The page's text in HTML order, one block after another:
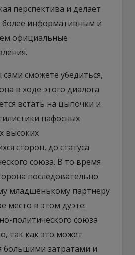
перспектива и делает
более информативным и
официальные
сможете убедиться,
в ходе этого диалога
встать на цыпочки и
пафосных
высоких
сторон, до статуса
союза. В то время
последовательно
младшенькому партнеру
место в этом дуэте:
политического союза
так как это может
большими затратами и